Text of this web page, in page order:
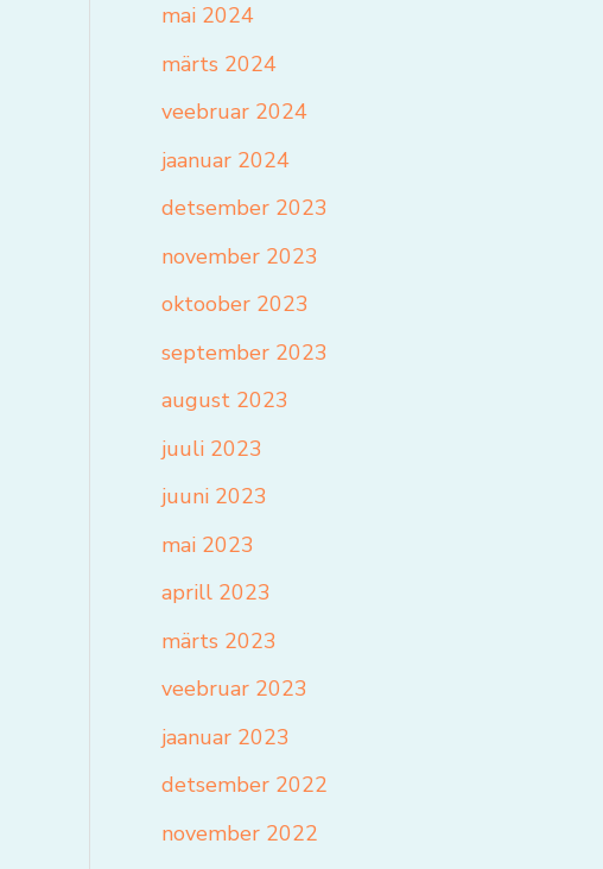
mai 2024
märts 2024
veebruar 2024
jaanuar 2024
detsember 2023
november 2023
oktoober 2023
september 2023
august 2023
juuli 2023
juuni 2023
mai 2023
aprill 2023
märts 2023
veebruar 2023
jaanuar 2023
detsember 2022
november 2022